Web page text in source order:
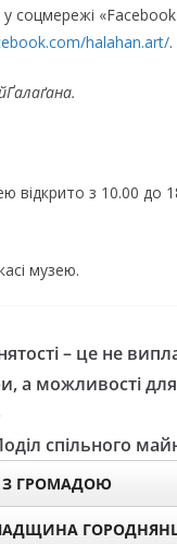
у соцмережі
halahan.art/.
відкрито з 10.00 до
музею.
– це не
а можливості для
спільного
ГРОМАДОЮ